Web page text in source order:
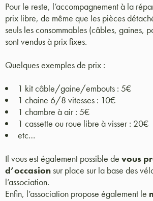
Pour le reste, l’accompagnement à la
prix libre, de même que les pièces
seuls les consommables (câbles, gaines,
sont vendus à prix fixes.
Quelques exemples de prix :
1 kit câble/gaine/embouts : 5€
1 chaine 6/8 vitesses : 10€
1 chambre à air : 5€
1 cassette ou roue libre à visser : 20€
etc…
Il vous est également possible de vous
d’occasionsur place sur la base des
l’association.
Enfin, l’association propose également le